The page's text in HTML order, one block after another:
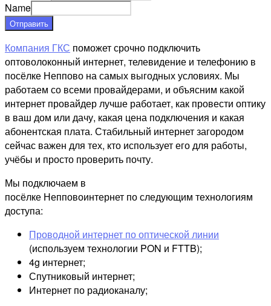
Name
Отправить
Компания ГКС поможет срочно подключить
оптоволоконный интернет, телевидение и телефонию в
посёлке Неппово на самых выгодных условиях. Мы
работаем со всеми провайдерами, и объясним какой
интернет провайдер лучше работает, как провести оптику
в ваш дом или дачу, какая цена подключения и какая
абонентская плата. Стабильный интернет загородом
сейчас важен для тех, кто использует его для работы,
учёбы и просто проверить почту.
Мы подключаем в
посёлке Непповоинтернет по следующим технологиям
доступа:
Проводной интернет по оптической линии
(используем технологии PON и FTTB);
4g интернет;
Спутниковый интернет;
Интернет по радиоканалу;